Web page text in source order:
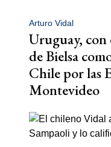
Arturo Vidal
Uruguay,
de Bielsa
Chile por las
Montevideo